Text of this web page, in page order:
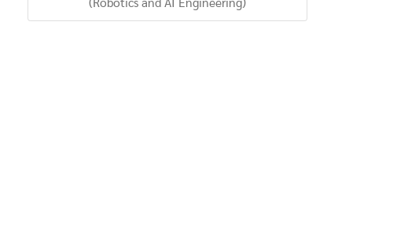
(Robotics and AI Engineering)